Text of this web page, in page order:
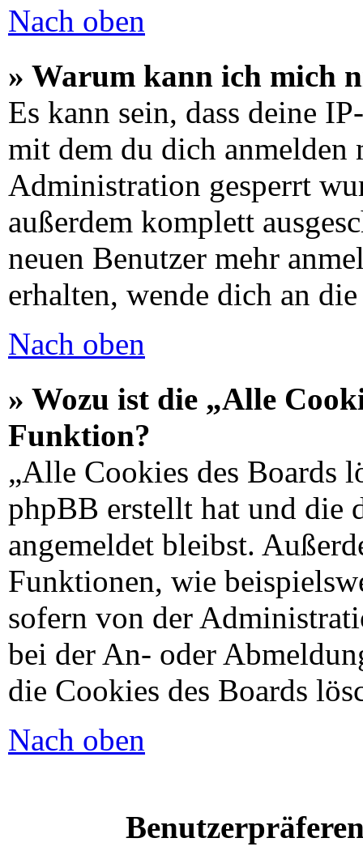
Nach oben
» Warum kann ich mich
Es kann sein, dass deine
mit dem du dich anmelden
Administration gesperrt
außerdem komplett
neuen Benutzer mehr
erhalten, wende dich an
Nach oben
» Wozu ist die „Alle
Funktion?
„Alle Cookies des Boards
phpBB erstellt hat und die
angemeldet bleibst.
Funktionen, wie
sofern von der
bei der An- oder
die Cookies des Boards
Nach oben